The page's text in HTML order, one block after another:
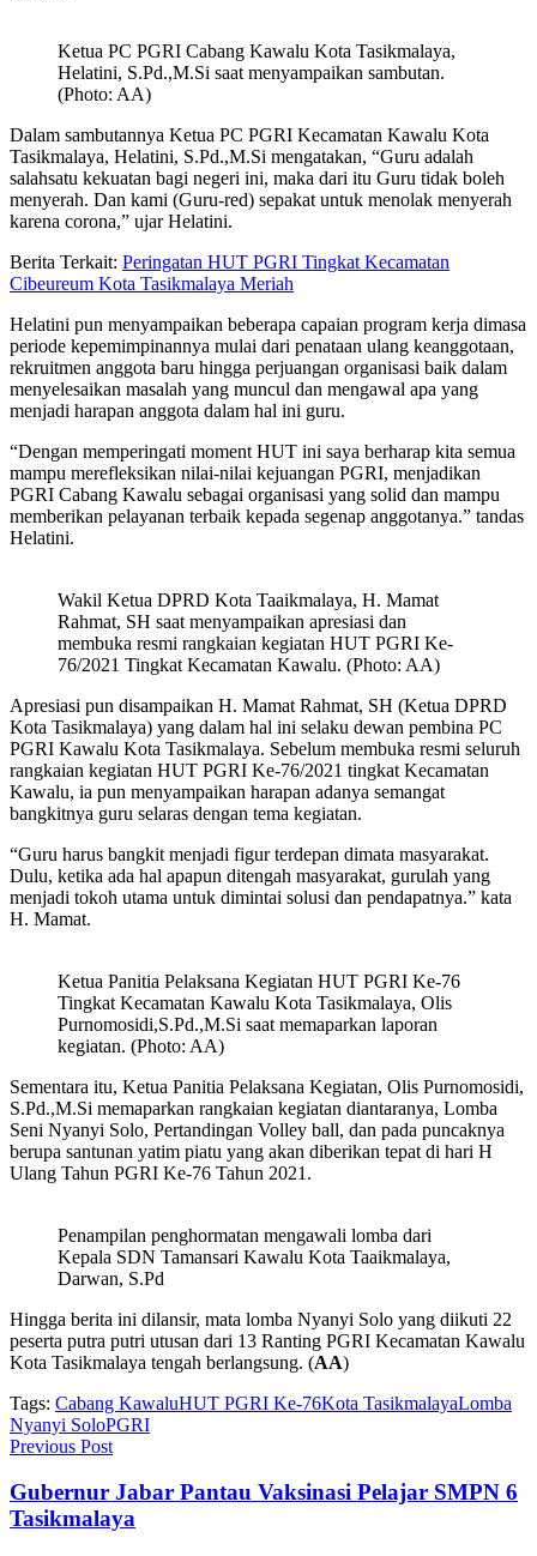
Ketua PC PGRI Cabang Kawalu Kota Tasikmalaya,
Helatini, S.Pd.,M.Si saat menyampaikan sambutan.
(Photo: AA)
Dalam sambutannya Ketua PC PGRI Kecamatan Kawalu Kota
Tasikmalaya, Helatini, S.Pd.,M.Si mengatakan, “Guru adalah
salahsatu kekuatan bagi negeri ini, maka dari itu Guru tidak boleh
menyerah. Dan kami (Guru-red) sepakat untuk menolak menyerah
karena corona,” ujar Helatini.
Berita Terkait: Peringatan HUT PGRI Tingkat Kecamatan
Cibeureum Kota Tasikmalaya Meriah
Helatini pun menyampaikan beberapa capaian program kerja dimasa
periode kepemimpinannya mulai dari penataan ulang keanggotaan,
rekruitmen anggota baru hingga perjuangan organisasi baik dalam
menyelesaikan masalah yang muncul dan mengawal apa yang
menjadi harapan anggota dalam hal ini guru.
“Dengan memperingati moment HUT ini saya berharap kita semua
mampu merefleksikan nilai-nilai kejuangan PGRI, menjadikan
PGRI Cabang Kawalu sebagai organisasi yang solid dan mampu
memberikan pelayanan terbaik kepada segenap anggotanya.” tandas
Helatini.
Wakil Ketua DPRD Kota Taaikmalaya, H. Mamat
Rahmat, SH saat menyampaikan apresiasi dan
membuka resmi rangkaian kegiatan HUT PGRI Ke-
76/2021 Tingkat Kecamatan Kawalu. (Photo: AA)
Apresiasi pun disampaikan H. Mamat Rahmat, SH (Ketua DPRD
Kota Tasikmalaya) yang dalam hal ini selaku dewan pembina PC
PGRI Kawalu Kota Tasikmalaya. Sebelum membuka resmi seluruh
rangkaian kegiatan HUT PGRI Ke-76/2021 tingkat Kecamatan
Kawalu, ia pun menyampaikan harapan adanya semangat
bangkitnya guru selaras dengan tema kegiatan.
“Guru harus bangkit menjadi figur terdepan dimata masyarakat.
Dulu, ketika ada hal apapun ditengah masyarakat, gurulah yang
menjadi tokoh utama untuk dimintai solusi dan pendapatnya.” kata
H. Mamat.
Ketua Panitia Pelaksana Kegiatan HUT PGRI Ke-76
Tingkat Kecamatan Kawalu Kota Tasikmalaya, Olis
Purnomosidi,S.Pd.,M.Si saat memaparkan laporan
kegiatan. (Photo: AA)
Sementara itu, Ketua Panitia Pelaksana Kegiatan, Olis Purnomosidi,
S.Pd.,M.Si memaparkan rangkaian kegiatan diantaranya, Lomba
Seni Nyanyi Solo, Pertandingan Volley ball, dan pada puncaknya
berupa santunan yatim piatu yang akan diberikan tepat di hari H
Ulang Tahun PGRI Ke-76 Tahun 2021.
Penampilan penghormatan mengawali lomba dari
Kepala SDN Tamansari Kawalu Kota Taaikmalaya,
Darwan, S.Pd
Hingga berita ini dilansir, mata lomba Nyanyi Solo yang diikuti 22
peserta putra putri utusan dari 13 Ranting PGRI Kecamatan Kawalu
Kota Tasikmalaya tengah berlangsung. (AA)
Tags: Cabang KawaluHUT PGRI Ke-76Kota TasikmalayaLomba
Nyanyi SoloPGRI
Previous Post
Gubernur Jabar Pantau Vaksinasi Pelajar SMPN 6
Tasikmalaya